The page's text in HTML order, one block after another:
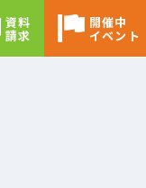
資料
請求
開催中
イベント